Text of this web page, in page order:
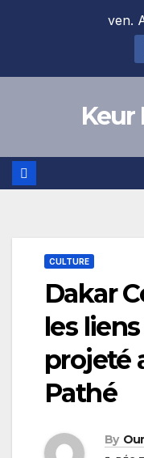
ven.
Keur
CULTURE
Dakar
les
projeté
Pathé
By